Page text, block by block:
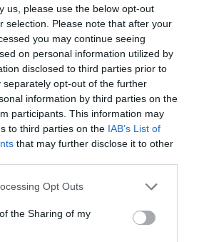
us, please use the below opt-out
selection. Please note that after your
you may continue seeing
on personal information utilized by
disclosed to third parties prior to
separately opt-out of the further
information by third parties on the
participants. This information may
to third parties on the IAB’s List of
that may further disclose it to other
app uses one or more Google
or usage behaviour. You may click to
Google and its third-party tags to
Opt Outs
the Sharing of my
hogy más
is indítsa el
így alakult ki a
groove, aztán írtam rá
és szöveget. A dal
lüktetésű, ezért olyan
az érzete. Számomra ez
a tartalomhoz, nem
hátra, nem